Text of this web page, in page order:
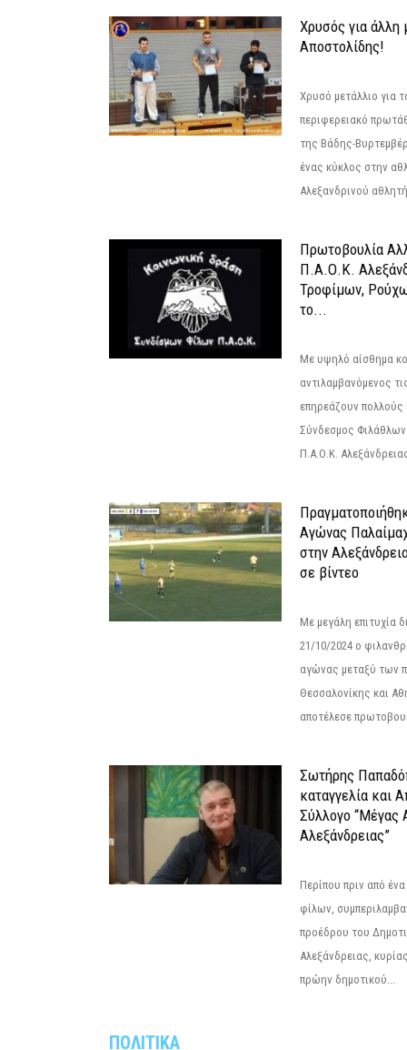
Χρυσός για άλλη
Αποστολίδης!
Χρυσό μετάλλιο για
περιφερειακό
της Βάδης-
ένας κύκλος στην
Αλεξανδρινού
Πρωτοβουλία
Π.Α.Ο.Κ.
Τροφίμων,
το...
Με υψηλό αίσθημα
αντιλαμβανόμενος
επηρεάζουν πολλούς
Σύνδεσμος
Π.Α.Ο.Κ.
Αγώνας
στην
σε βίντεο
Με μεγάλη επιτυχία
21/10/2024 ο
αγώνας μεταξύ των
Θεσσαλονίκης και
αποτέλεσε
Σωτήρης
καταγγελία και
Σύλλογο “Μέγας
Αλεξάνδρειας”
Περίπου πριν από
φίλων,
προέδρου του
Αλεξάνδρειας,
πρώην δημοτικού...
ΠΟΛΙΤΙΚΑ